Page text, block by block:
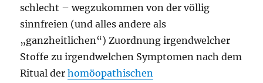
schlecht – wegzukommen von der völlig
sinnfreien (und alles andere als
„ganzheitlichen“) Zuordnung irgendwelcher
Stoffe zu irgendwelchen Symptomen nach dem
Ritual derhomöopathischen